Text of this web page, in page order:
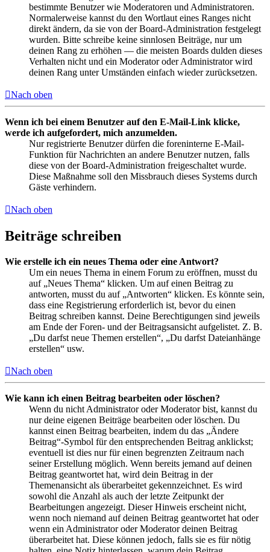
bestimmte Benutzer wie Moderatoren und Administratoren.
Normalerweise kannst du den Wortlaut eines Ranges nicht
direkt ändern, da sie von der Board-Administration festgelegt
wurden. Bitte schreibe keine sinnlosen Beiträge, nur um
deinen Rang zu erhöhen — die meisten Boards dulden dieses
Verhalten nicht und ein Moderator oder Administrator wird
deinen Rang unter Umständen einfach wieder zurücksetzen.
Nach oben
Wenn ich bei einem Benutzer auf den E-Mail-Link klicke,
werde ich aufgefordert, mich anzumelden.
Nur registrierte Benutzer dürfen die foreninterne E-Mail-
Funktion für Nachrichten an andere Benutzer nutzen, falls
diese von der Board-Administration freigeschaltet wurde.
Diese Maßnahme soll den Missbrauch dieses Systems durch
Gäste verhindern.
Nach oben
Beiträge schreiben
Wie erstelle ich ein neues Thema oder eine Antwort?
Um ein neues Thema in einem Forum zu eröffnen, musst du
auf „Neues Thema“ klicken. Um auf einen Beitrag zu
antworten, musst du auf „Antworten“ klicken. Es könnte sein,
dass eine Registrierung erforderlich ist, bevor du einen
Beitrag schreiben kannst. Deine Berechtigungen sind jeweils
am Ende der Foren- und der Beitragsansicht aufgelistet. Z. B.
„Du darfst neue Themen erstellen“, „Du darfst Dateianhänge
erstellen“ usw.
Nach oben
Wie kann ich einen Beitrag bearbeiten oder löschen?
Wenn du nicht Administrator oder Moderator bist, kannst du
nur deine eigenen Beiträge bearbeiten oder löschen. Du
kannst einen Beitrag bearbeiten, indem du das „Ändere
Beitrag“-Symbol für den entsprechenden Beitrag anklickst;
eventuell ist dies nur für einen begrenzten Zeitraum nach
seiner Erstellung möglich. Wenn bereits jemand auf deinen
Beitrag geantwortet hat, wird dein Beitrag in der
Themenansicht als überarbeitet gekennzeichnet. Es wird
sowohl die Anzahl als auch der letzte Zeitpunkt der
Bearbeitungen angezeigt. Dieser Hinweis erscheint nicht,
wenn noch niemand auf deinen Beitrag geantwortet hat oder
wenn ein Administrator oder Moderator deinen Beitrag
überarbeitet hat. Diese können jedoch, falls sie es für nötig